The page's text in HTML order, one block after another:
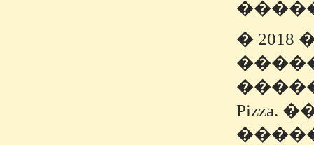
�
Pizza.